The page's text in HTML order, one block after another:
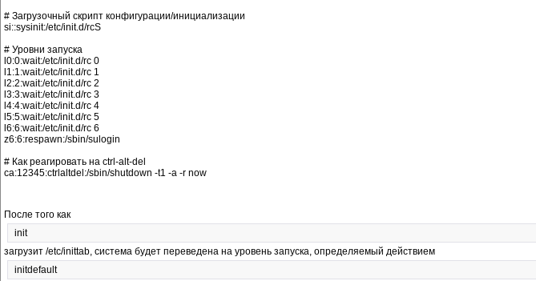
# Загрузочный скрипт конфигурации/инициализации
si::sysinit:/etc/init.d/rcS
# Уровни запуска
l0:0:wait:/etc/init.d/rc 0
l1:1:wait:/etc/init.d/rc 1
l2:2:wait:/etc/init.d/rc 2
l3:3:wait:/etc/init.d/rc 3
l4:4:wait:/etc/init.d/rc 4
l5:5:wait:/etc/init.d/rc 5
l6:6:wait:/etc/init.d/rc 6
z6:6:respawn:/sbin/sulogin
# Как реагировать на ctrl-alt-del
После того как
init
загрузит /etc/inittab, система будет переведена на уровень запуска, определяемый действием
initdefault